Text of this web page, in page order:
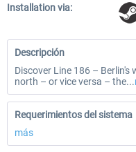
Installation via:
Descripción
Discover Line 186 –
north – or vice versa – the...
Requerimientos del sistema
más